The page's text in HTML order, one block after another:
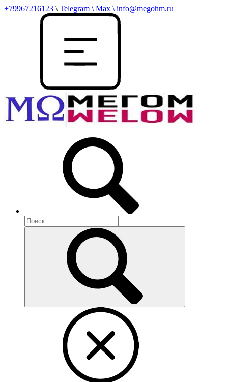
+79967216123 \ Telegram \ Max \ info@megohm.ru